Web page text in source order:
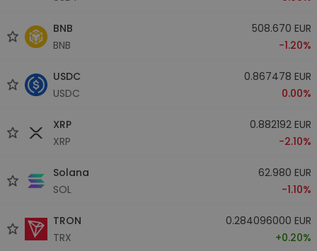
BNB
BNB
508.670 EUR
-1.20%
USDC
USDC
0.867478 EUR
0.00%
XRP
XRP
0.882192 EUR
-2.10%
Solana
SOL
62.980 EUR
-1.10%
TRON
TRX
0.284096000 EUR
+0.20%